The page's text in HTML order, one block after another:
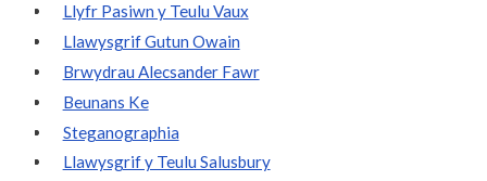
Llyfr Pasiwn y Teulu Vaux
Llawysgrif Gutun Owain
Brwydrau Alecsander Fawr
Beunans Ke
Steganographia
Llawysgrif y Teulu Salusbury